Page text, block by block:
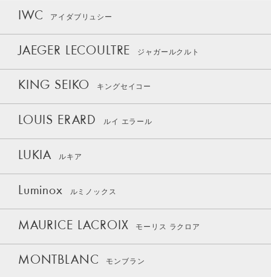
IWC アイダブリュシー
JAEGER LECOULTRE ジャガールクルト
KING SEIKO キングセイコー
LOUIS ERARD ルイ エラール
LUKIA ルキア
Luminox ルミノックス
MAURICE LACROIX モーリス ラクロア
MONTBLANC モンブラン